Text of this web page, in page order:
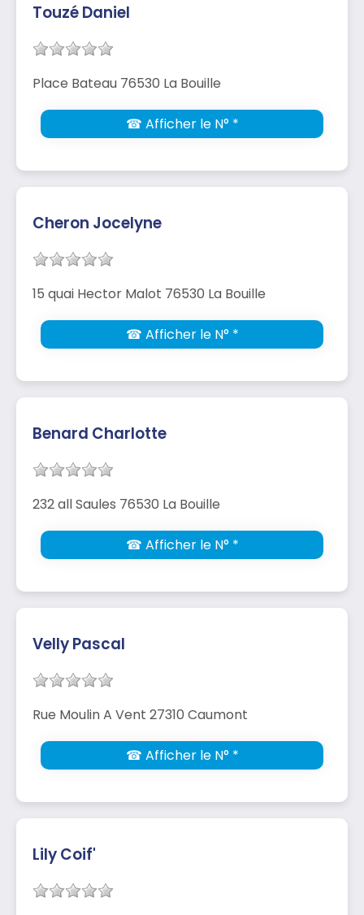
Touzé Daniel
Place Bateau 76530 La Bouille
☎ Afficher le N° *
Cheron Jocelyne
15 quai Hector Malot 76530 La Bouille
☎ Afficher le N° *
Benard Charlotte
232 all Saules 76530 La Bouille
☎ Afficher le N° *
Velly Pascal
Rue Moulin A Vent 27310 Caumont
☎ Afficher le N° *
Lily Coif'